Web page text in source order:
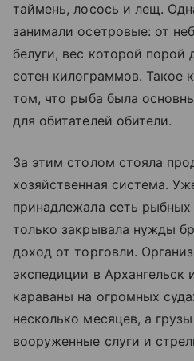
таймень, лосось и лещ.
занимали осетровые: от
белуги, вес которой порой
сотен килограммов. Такое
том, что рыба была
для обитателей обители.
За этим столом стояла
хозяйственная система.
принадлежала сеть рыбных
только закрывала нужды
доход от торговли.
экспедиции в Архангельск
караваны на огромных
несколько месяцев, а
вооруженные слуги и